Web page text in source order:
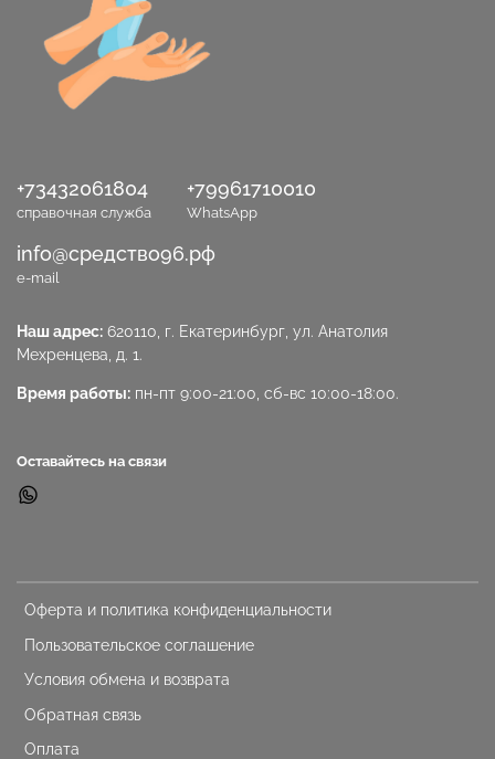
Оферта и политика конфиденциальности
Пользовательское соглашение
Условия обмена и возврата
Обратная связь
Оплата
+73432061804
справочная служба
+79961710010
WhatsApp
info@средство96.рф
e-mail
Наш адрес: 620110, г. Екатеринбург, ул. Анатолия
Мехренцева, д. 1.
Время работы: пн-пт 9:00-21:00, сб-вс 10:00-18:00.
Оставайтесь на связи